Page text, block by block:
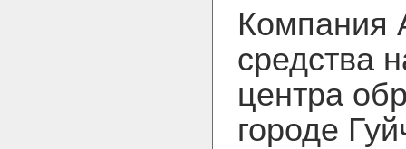
Компания
средства
центра
городе